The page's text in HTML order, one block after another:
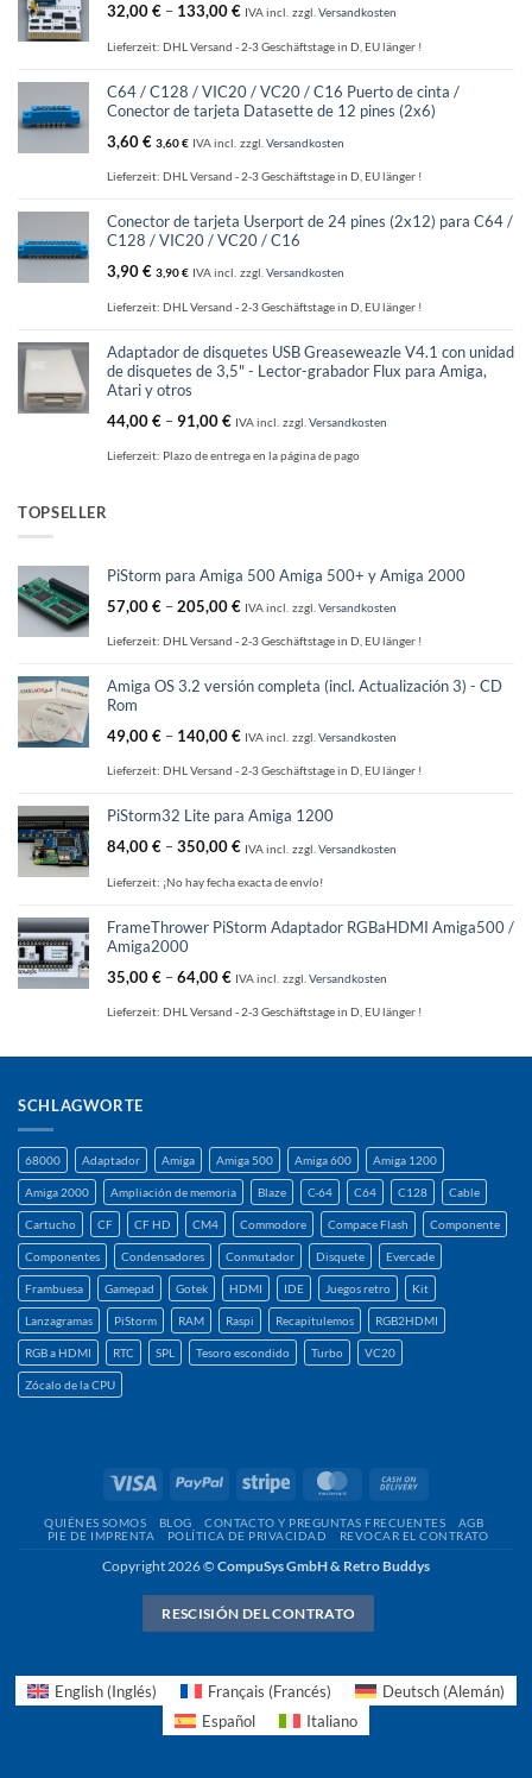
32,00€ – 133,00€ IVA incl. zzgl.Versandkosten
Lieferzeit: DHL Versand - 2-3 Geschäftstage in D, EU länger !
C64 / C128 / VIC20 / VC20 / C16 Puerto de cinta /
Conector de tarjeta Datasette de 12 pines (2x6)
3,60€ 3,60€ IVA incl. zzgl. Versandkosten
Lieferzeit: DHL Versand - 2-3 Geschäftstage in D, EU länger !
Conector de tarjeta Userport de 24 pines (2x12) para C64 /
C128 / VIC20 / VC20 / C16
3,90€ 3,90€ IVA incl. zzgl. Versandkosten
Lieferzeit: DHL Versand - 2-3 Geschäftstage in D, EU länger !
Adaptador de disquetes USB Greaseweazle V4.1 con unidad
de disquetes de 3,5" - Lector-grabador Flux para Amiga,
Atari y otros
44,00€ –91,00€ IVA incl. zzgl. Versandkosten
Lieferzeit: Plazo de entrega en la página de pago
TOPSELLER
PiStorm para Amiga 500 Amiga 500+ y Amiga 2000
57,00€ –205,00€ IVA incl. zzgl. Versandkosten
Lieferzeit: DHL Versand - 2-3 Geschäftstage in D, EU länger !
Amiga OS 3.2 versión completa (incl. Actualización 3) - CD
Rom
49,00€ – 140,00€ IVA incl. zzgl. Versandkosten
Lieferzeit: DHL Versand - 2-3 Geschäftstage in D, EU länger !
PiStorm32 Lite para Amiga 1200
84,00€ –350,00€ IVA incl. zzgl. Versandkosten
Lieferzeit: ¡No hay fecha exacta de envío!
FrameThrower PiStorm Adaptador RGBaHDMI Amiga500 /
Amiga2000
35,00€ –64,00€ IVA incl. zzgl. Versandkosten
Lieferzeit: DHL Versand - 2-3 Geschäftstage in D, EU länger !
SCHLAGWORTE
68000 Adaptador Amiga Amiga 500 Amiga 600 Amiga 1200
Amiga 2000 Ampliación de memoria Blaze C-64 C64 C128 Cable
Cartucho CF CF HD CM4 Commodore Compace Flash Componente
Componentes Condensadores Conmutador Disquete Evercade
Frambuesa Gamepad Gotek HDMI IDE Juegos retro Kit
Lanzagramas PiStorm RAM Raspi Recapitulemos RGB2HDMI
RGB a HDMI RTC SPL Tesoro escondido Turbo VC20
Zócalo de la CPU
Visa PayPal Raya MasterCard
QUIÉNES SOMOS BLOG CONTACTO Y PREGUNTAS FRECUENTES
AGB
PIE DE IMPRENTA
POLÍTICA DE PRIVACIDAD REVOCAR EL CONTRATO
Copyright 2026 © CompuSys GmbH & Retro Buddys
RESCISIÓN DEL CONTRATO
English(Inglés) Français (Francés) Deutsch (Alemán)
Español
Italiano